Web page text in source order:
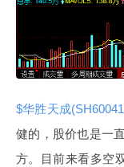
$华胜天成
健的，股价也是一
方。目前来看多空